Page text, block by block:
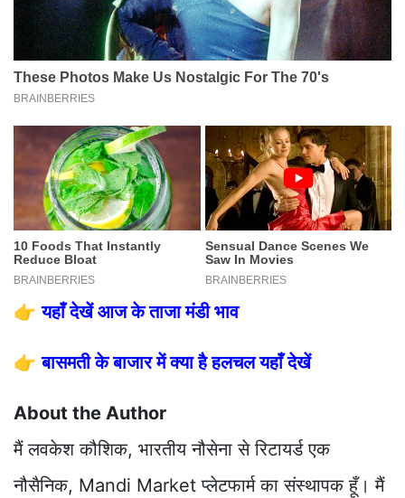
👉यहाँ देखें आज के ताजा मंडी भाव
👉बासमती के बाजार में क्या है हलचल यहाँ देखें
About the Author
मैं लवकेश कौशिक, भारतीय नौसेना से रिटायर्ड एक
नौसैनिक, Mandi Market प्लेटफार्म का संस्थापक हूँ। मैं